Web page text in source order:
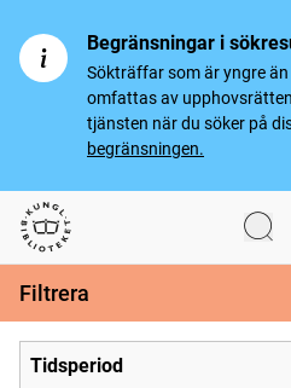
Begränsningar i
Sökträffar som är yngre
omfattas av
tjänsten när du söker på
begränsningen.
Svenska tidningar
Filtrera
Tidsperiod